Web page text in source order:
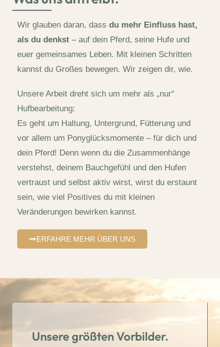
Wir glauben daran, dass du mehr Einfluss hast,
als du denkst – auf dein Pferd, seine Hufe und
euer gemeinsames Leben. Mit kleinen Schritten
kannst du Großes bewegen. Wir zeigen dir, wie.
Unsere Arbeit dreht sich um mehr als „nur“
Hufbearbeitung:
Es geht um Haltung, Untergrund, Fütterung und
vor allem um Ponyglücksmomente – für dich und
dein Pferd! Denn wenn du die Zusammenhänge
verstehst, deinem Bauchgefühl und den Hufen
vertraust und selbst aktiv wirst, wirst du erstaunt
sein, wie viel Positives du mit kleinen
Veränderungen bewirken kannst.
ERFAHRE MEHR ÜBER UNS
Unsere größten Vorbilder.